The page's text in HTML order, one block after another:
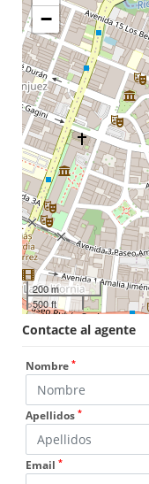
−
200 m
500 ft
Contacte al agente
Nombre *
Apellidos *
Email *